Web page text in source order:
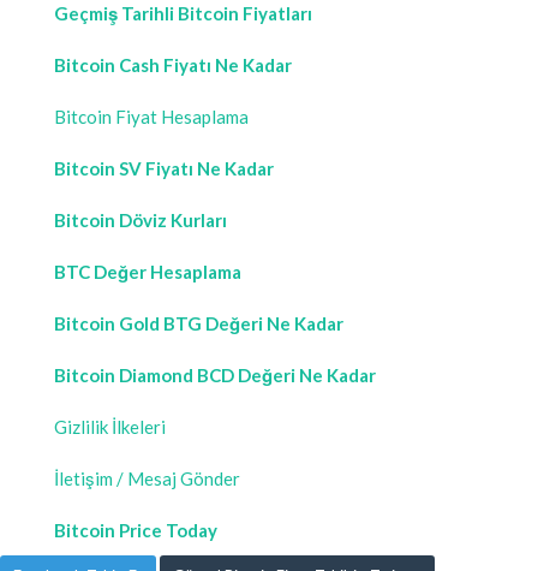
Geçmiş Tarihli Bitcoin Fiyatları
Bitcoin Cash Fiyatı Ne Kadar
Bitcoin Fiyat Hesaplama
Bitcoin SV Fiyatı Ne Kadar
Bitcoin Döviz Kurları
BTC Değer Hesaplama
Bitcoin Gold BTG Değeri Ne Kadar
Bitcoin Diamond BCD Değeri Ne Kadar
Gizlilik İlkeleri
İletişim / Mesaj Gönder
Bitcoin Price Today